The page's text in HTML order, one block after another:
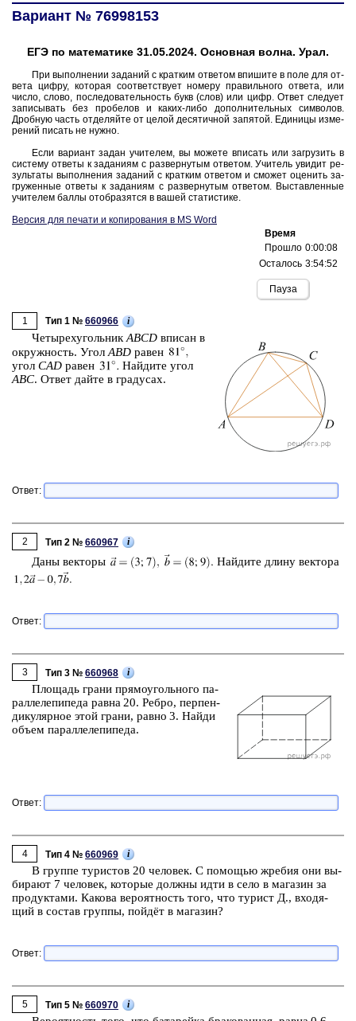
Вариант № 76998153
ЕГЭ по математике 31.05.2024. Основная волна. Урал.
При вы­пол­не­нии за­да­ний с крат­ким от­ве­том впи­ши­те в поле для от­
ве­та цифру, ко­то­рая со­от­вет­ству­ет но­ме­ру пра­виль­но­го от­ве­та, или
число, слово, по­сле­до­ва­тель­ность букв (слов) или цифр. Ответ сле­ду­ет
за­пи­сы­вать без про­бе­лов и каких-либо до­пол­ни­тель­ных сим­во­лов.
Дроб­ную часть от­де­ляй­те от целой де­ся­тич­ной за­пя­той. Еди­ни­цы из­ме­
ре­ний пи­сать не нужно.
Если ва­ри­ант задан учи­те­лем, вы мо­же­те впи­сать или за­гру­зить в
си­сте­му от­ве­ты к за­да­ни­ям с раз­вер­ну­тым от­ве­том. Учи­тель уви­дит ре­
зуль­та­ты вы­пол­не­ния за­да­ний с крат­ким от­ве­том и смо­жет оце­нить за­
гру­жен­ные от­ве­ты к за­да­ни­ям с раз­вер­ну­тым от­ве­том. Вы­став­лен­ные
учи­те­лем баллы отоб­ра­зят­ся в вашей ста­ти­сти­ке.
Версия для печати и копирования в MS Word
Время
Прошло 0:00:09
Осталось 3:54:51
1 Тип 1 № 660966 i
Че­ты­рех­уголь­ник ABCD впи­сан в
окруж­ность. Угол ABD равен
угол CAD равен
Най­ди­те угол
ABC. Ответ дайте в гра­ду­сах.
Ответ:
2 Тип 2 № 660967 i
Даны век­то­ры Най­ди­те длину век­то­ра
Ответ:
3 Тип 3 № 660968 i
Пло­щадь грани пря­мо­уголь­но­го па­
рал­ле­ле­пи­пе­да равна 20. Ребро, пер­пен­
ди­ку­ляр­ное этой грани, равно 3. Найди
объем па­рал­ле­ле­пи­пе­да.
Ответ:
4 Тип 4 № 660969 i
В груп­пе ту­ри­стов 20 че­ло­век. С по­мо­щью жре­бия они вы­
би­ра­ют 7 че­ло­век, ко­то­рые долж­ны идти в село в ма­га­зин за
про­дук­та­ми. Ка­ко­ва ве­ро­ят­ность того, что ту­рист Д., вхо­дя­
щий в со­став груп­пы, пойдёт в ма­га­зин?
Ответ:
5 Тип 5 № 660970 i